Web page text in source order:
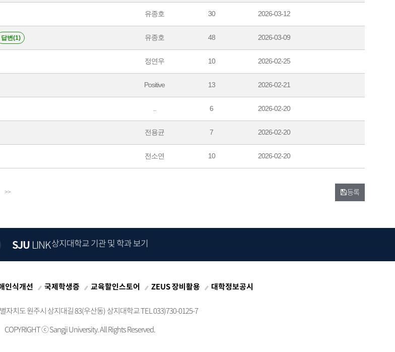
유종호 30 2026-03-12
답변(1) 유종호 48 2026-03-09
정연우 10 2026-02-25
Positive 13 2026-02-21
6 2026-02-20
전용균 7 2026-02-20
전소연 10 2026-02-20
>> 등록
SJU LINK상지대학교 기관 및 학과 보기
인식개선 국제학생증 교육할인스토어 ZEUS 장비활용 대학정보공시
자치도 원주시 상지대길 83(우산동)상지대학교 TEL 033)730-0125-7
COPYRIGHT ⓒSangji University. All Rights Reserved.